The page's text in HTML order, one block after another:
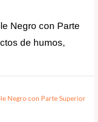
Negro con Parte
de humos,
Negro con Parte Superior